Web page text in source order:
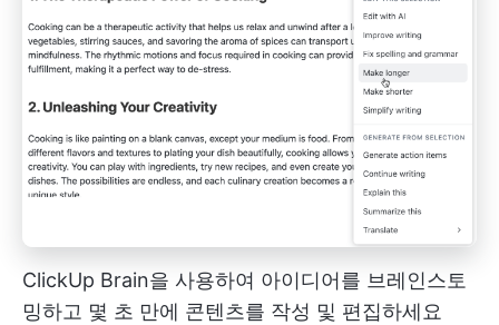
ClickUp Brain을 사용하여 아이디어를 브레인스토
밍하고 몇 초 만에 콘텐츠를 작성 및 편집하세요